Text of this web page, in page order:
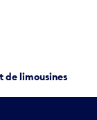
limousines